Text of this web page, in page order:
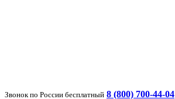
Звонок по России бесплатный 8 (800) 700-44-04